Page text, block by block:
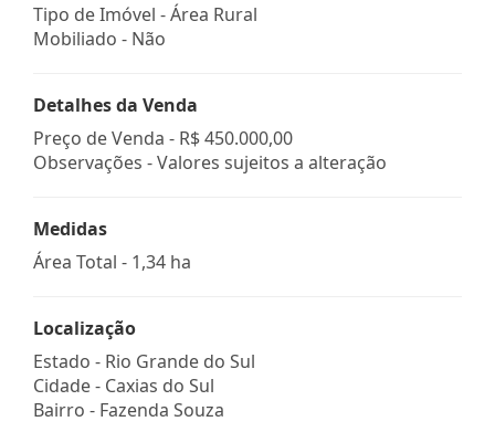
Tipo de Imóvel - Área Rural
Mobiliado - Não
Detalhes da Venda
Preço de Venda - R$ 450.000,00
Observações - Valores sujeitos a alteração
Medidas
Área Total - 1,34 ha
Localização
Estado - Rio Grande do Sul
Cidade - Caxias do Sul
Bairro - Fazenda Souza